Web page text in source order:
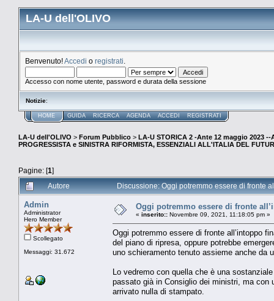
LA-U dell'OLIVO
Benvenuto!Accedi o registrati
Accesso con nome utente, password e durata della sessione
Notizie:
HOME GUIDA RICERCA AGENDA ACCEDI REGISTRATI
LA-U dell'OLIVO > Forum Pubblico > LA-U STORICA 2 -Ante 12 maggio 2023 --
PROGRESSISTA e SINISTRA RIFORMISTA, ESSENZIALI ALL'ITALIA DEL
Pagine: [1]
Autore
Discussione: Oggi potremmo essere di fronte
Admin
Administrator
Hero Member
Scollegato
Messaggi: 31.672
Oggi potremmo essere di fronte
« inserito:: Novembre 09, 2021, 11:18:05 pm »
Oggi potremmo essere di fronte all’intoppo
del piano di ripresa, oppure potrebbe
uno schieramento tenuto assieme anche da
Lo vedremo con quella che è una
passato già in Consiglio dei ministri, ma con
arrivato nulla di stampato.